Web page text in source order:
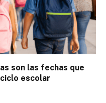
son las fechas que
escolar